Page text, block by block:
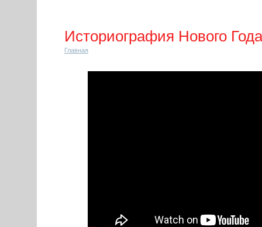
Историография Нового
Главная